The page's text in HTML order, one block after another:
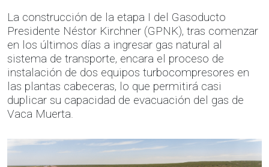
La construcción de la etapa I del Gasoducto
Presidente Néstor Kirchner (GPNK), tras comenzar
en los últimos días a ingresar gas natural al
sistema de transporte, encara el proceso de
instalación de dos equipos turbocompresores en
las plantas cabeceras, lo que permitirá casi
duplicar su capacidad de evacuación del gas de
Vaca Muerta.